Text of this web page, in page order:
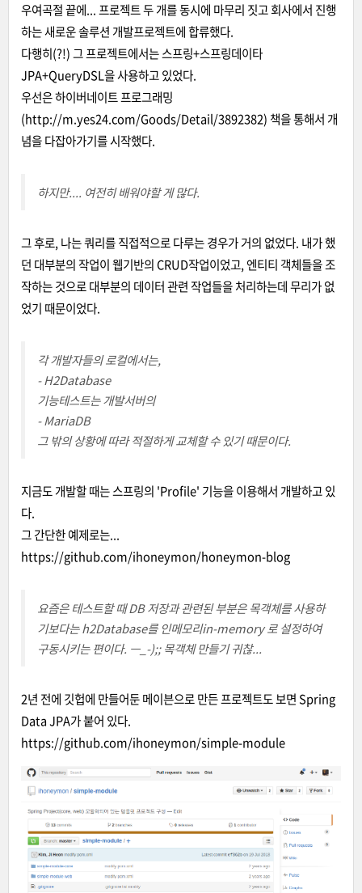
우여곡절 끝에... 프로젝트 두 개를 동시에 마무리 짓고 회사에서 진행
하는 새로운 솔루션 개발프로젝트에 합류했다.
다행히(?!) 그 프로젝트에서는 스프링+스프링데이타
JPA+QueryDSL을 사용하고 있었다.
우선은 하이버네이트 프로그래밍
(http://m.yes24.com/Goods/Detail/3892382) 책을 통해서 개
념을 다잡아가기를 시작했다.
하지만.... 여전히 배워야할 게 많다.
그 후로, 나는 쿼리를 직접적으로 다루는 경우가 거의 없었다. 내가 했
던 대부분의 작업이 웹기반의 CRUD작업이었고, 엔티티 객체들을 조
작하는 것으로 대부분의 데이터 관련 작업들을 처리하는데 무리가 없
었기 때문이었다.
각 개발자들의 로컬에서는,
- H2Database
기능테스트는 개발서버의
- MariaDB
그 밖의 상황에 따라 적절하게 교체할 수 있기 때문이다.
지금도 개발할 때는 스프링의 'Profile' 기능을 이용해서 개발하고 있
다.
그 간단한 예제로는...
https://github.com/ihoneymon/honeymon-blog
요즘은 테스트할 때 DB 저장과 관련된 부분은 목객체를 사용하
기보다는 h2Database를 인메모리in-memory 로 설정하여
구동시키는 편이다. ㅡ_-);; 목객체 만들기 귀찮...
2년 전에 깃헙에 만들어둔 메이븐으로 만든 프로젝트도 보면 Spring
Data JPA가 붙어 있다.
https://github.com/ihoneymon/simple-module